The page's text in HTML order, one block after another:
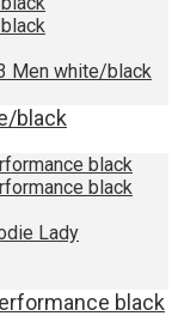
Men white/black
black
Lady
black